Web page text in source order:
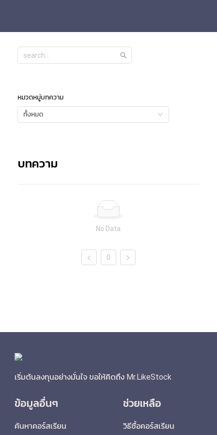
หมวดหมู่บทความ
ทั้งหมด
บทความ
No Data
0
เริ่มต้นลงทุนอย่างมั่นใจ ขอให้คิดถึง Mr.LikeStock
ข้อมูลอื่นๆ
ค้นหาคอร์สเรียน
ช่วยเหลือ
วิธีซื้อคอร์สเรียน